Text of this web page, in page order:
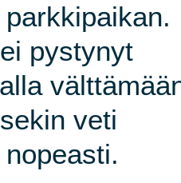
pystynyt
veti